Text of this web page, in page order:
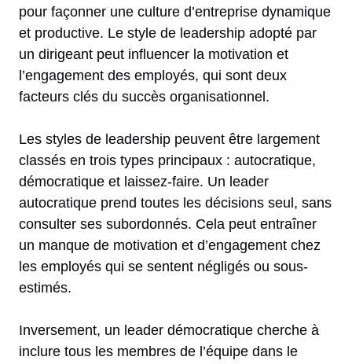
pour façonner une culture d’entreprise dynamique
et productive. Le style de leadership adopté par
un dirigeant peut influencer la motivation et
l’engagement des employés, qui sont deux
facteurs clés du succès organisationnel.
Les styles de leadership peuvent être largement
classés en trois types principaux : autocratique,
démocratique et laissez-faire. Un leader
autocratique prend toutes les décisions seul, sans
consulter ses subordonnés. Cela peut entraîner
un manque de motivation et d’engagement chez
les employés qui se sentent négligés ou sous-
estimés.
Inversement, un leader démocratique cherche à
inclure tous les membres de l’équipe dans le